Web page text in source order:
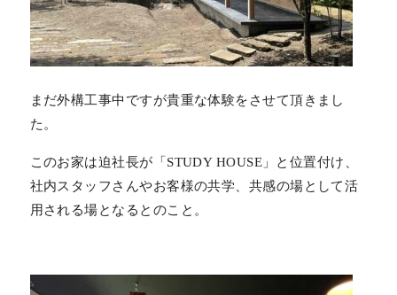
まだ外構工事中ですが貴重な体験をさせて頂きまし
た。
このお家は迫社長が「STUDY HOUSE」と位置付け、
社内スタッフさんやお客様の共学、共感の場として活
用される場となるとのこと。